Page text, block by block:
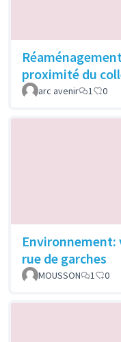
proximité du
arc avenir 1 0
Environnement:
rue de garches
MOUSSON 1 0